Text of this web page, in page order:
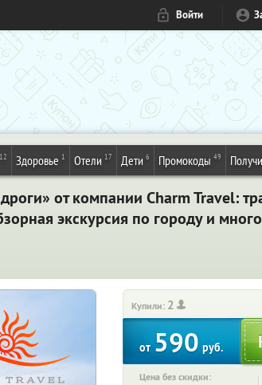
Войти
12 Здоровье 1 Отели 17 Дети 6 Промокоды 49
от компании Charm Travel:
экскурсия по городу и
Купили: 2
от590руб.
Цена без скидки: